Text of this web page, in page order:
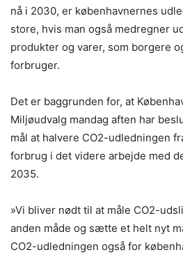
nå i 2030, er københavnernes
store, hvis man også medregner
produkter og varer, som borgere
forbruger.
Det er baggrunden for, at
Miljøudvalg mandag aften har
mål at halvere CO2-udledningen
forbrug i det videre arbejde med
2035.
»Vi bliver nødt til at måle CO2-
anden måde og sætte et helt nyt
CO2-udledningen også for